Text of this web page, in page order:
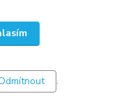
.